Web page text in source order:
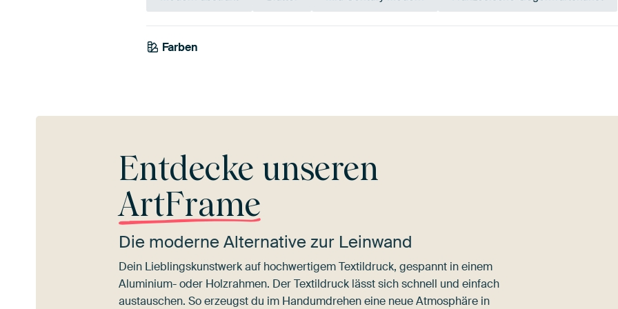
Farben
Taupe
Entdecke unseren
ArtFrame
Die moderne Alternative zur Leinwand
Dein Lieblingskunstwerk auf hochwertigem Textildruck, gespannt in einem
Aluminium- oder Holzrahmen. Der Textildruck lässt sich schnell und einfach
austauschen. So erzeugst du im Handumdrehen eine neue Atmosphäre in